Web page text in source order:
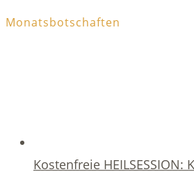
Monatsbotschaften
Kostenfreie HEILSESSION: